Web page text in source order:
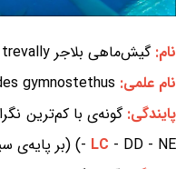
نام:گیش‌ماهی بلاجر Bludger trevally
نام علمی: gymnostethus
پایندگی:
- LC - DD - NE) (بر پایه‌ی سیاهه‌ی سرخ IUCN)